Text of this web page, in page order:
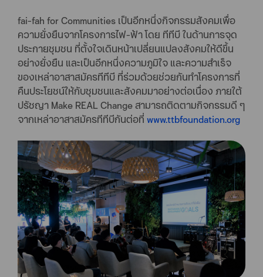
fai-fah for Communities เป็นอีกหนึ่งกิจกรรมสังคมเพื่อ
ความยั่งยืนจากโครงการไฟ-ฟ้า โดย ทีทีบี ในด้านการจุด
ประกายชุมชน ที่ตั้งใจเดินหน้าเปลี่ยนแปลงสังคมให้ดีขึ้น
อย่างยั่งยืน และเป็นอีกหนึ่งความภูมิใจ และความสำเร็จ
ของเหล่าอาสาสมัครทีทีบี ที่ร่วมด้วยช่วยกันทำโครงการที่
คืนประโยชน์ให้กับชุมชนและสังคมมาอย่างต่อเนื่อง ภายใต้
ปรัชญา Make REAL Change สามารถติดตามกิจกรรมดี ๆ
จากเหล่าอาสาสมัครทีทีบีกันต่อที่ www.ttbfoundation.org